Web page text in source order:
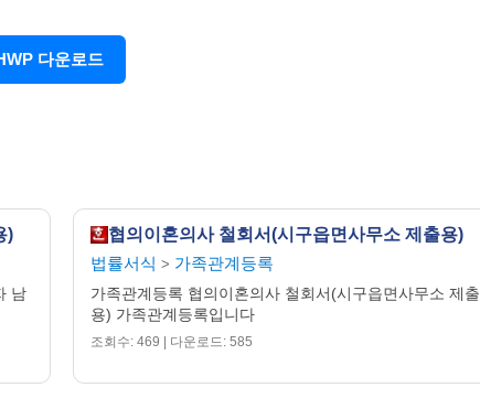
다운로드
)
남
협의이혼의사 철회서(시구읍면사무소 제출용)
법률서식 > 가족관계등록
가족관계등록 협의이혼의사 철회서(시구읍면사무소 제출
용) 가족관계등록입니다
조회수: 469 | 다운로드: 585